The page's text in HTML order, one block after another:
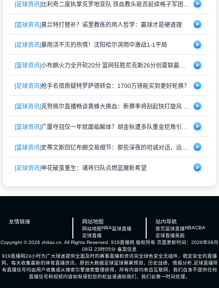
[足球资讯]
[篮球资讯]莫兰特打替补？诺里教练的用人哲学：赢球才是硬道理
[足球资讯]暴雨浇不灭的热情！沈阳哈尔滨雨中激战1-1平局
[篮球资讯] 小布朗火力全开砍20分 篮网狂胜尼克斯26分创夏联最大分差
[足球资讯]枪手名宿质疑特罗萨德转会：1700万镑能买到更好轮换？
[篮球资讯] 克努佩尔直播畅谈黄蜂大换血：新赛季将刮起快打旋风 射手群蓄势待发
[篮球资讯] 广厦夺冠仅一年就面临解体？胡金秋遭多队重金挖角引猜测
[篮球资讯] 史蒂文斯回忆布朗交易细节：那些深夜的坦诚对话，远比想象中复杂
[足球资讯]申花破茧重生：诸将归队点燃蓝魔新希望
友情链接 网站地图
网站地图 NBA篮球直播
足球直播
站内导航
首页篮球直播NBACBA
足球直播英超
Copyright © 2026 zhitax.cn. All Rights Reserved. 919直播网 版权所有 页面更新时间：2026年08月
08日 23时05分 备案信息
919直播网24小时为广大球迷提供全面及时的赛事直播和资讯完全绿色安全无插件，稳定安全的直播
网，每天收集最新的体育直播资讯，原创大数据足球篮球赛果预测，历史战绩，情报分析,足球直播所
有直播信号均由用户收集或从搜索引擎搜索整理获得，所有内容均来自互联网，我们自身不提供任何
直播信号和视频内容如有侵犯您的权益请通知我们，我们会第一时间处理。